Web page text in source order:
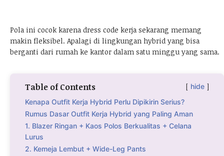
Pola ini cocok karena dress code kerja sekarang memang
makin fleksibel. Apalagi di lingkungan hybrid yang bisa
berganti dari rumah ke kantor dalam satu minggu yang sama.
Table of Contents
hide
Kenapa Outfit Kerja Hybrid Perlu Dipikirin Serius?
Rumus Dasar Outfit Kerja Hybrid yang Paling Aman
1. Blazer Ringan + Kaos Polos Berkualitas + Celana
Lurus
2. Kemeja Lembut + Wide-Leg Pants